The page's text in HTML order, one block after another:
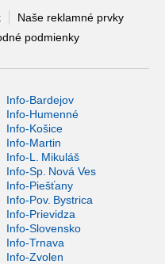
Naše reklamné prvky
podmienky
Info-Bardejov
Info-Humenné
Info-Košice
Info-Martin
Info-L. Mikuláš
Info-Sp. Nová Ves
Info-Piešťany
Info-Pov. Bystrica
Info-Prievidza
Info-Slovensko
Info-Trnava
Info-Zvolen